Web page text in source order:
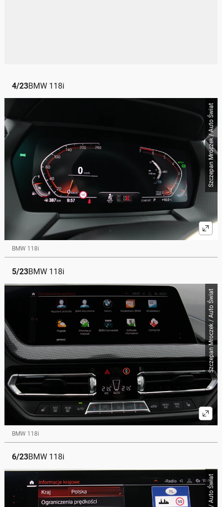
4/23BMW 118i
Szczepan Mroczek / Auto Świat
BMW 118i
5/23BMW 118i
Szczepan Mroczek / Auto Świat
BMW 118i
6/23BMW 118i